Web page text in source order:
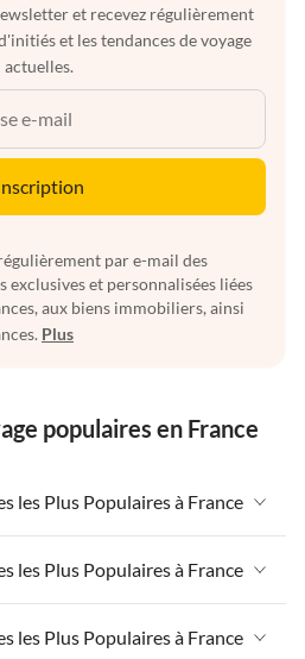
et recevez régulièrement
et les tendances de voyage
actuelles.
par e-mail des
et personnalisées liées
aux biens immobiliers, ainsi
Plus
populaires en France
les Plus Populaires à France
Ile de France
les Plus Populaires à France
les Plus Populaires à France